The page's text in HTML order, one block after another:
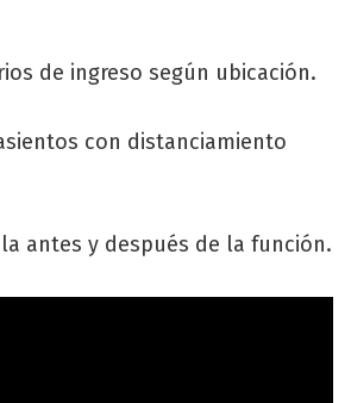
de ingreso según ubicación.
con distanciamiento
antes y después de la función.